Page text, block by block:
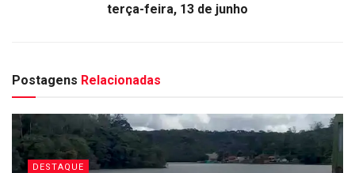
terça-feira, 13 de junho
Postagens Relacionadas
DESTAQUE